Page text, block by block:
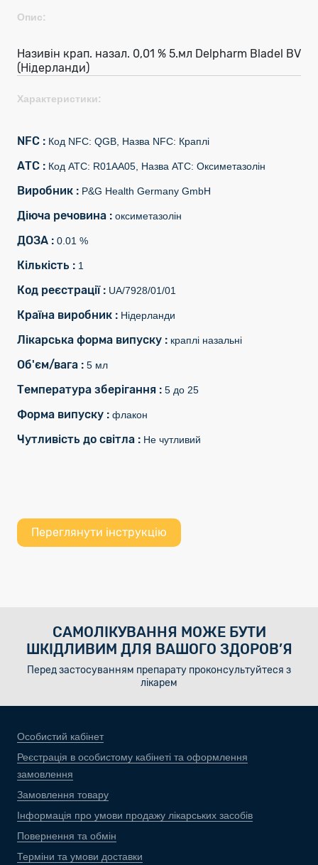
Опис:
Називін крап. назал. 0,01 % 5.мл Delpharm Bladel BV
(Нідерланди)
Характеристики:
NFC : Код NFC: QGB, Назва NFC: Краплі
АТС : Код АТС: R01AA05, Назва АТС: Оксиметазолін
Виробник : P&G Health Germany GmbH
Діюча речовина : оксиметазолін
ДОЗА : 0.01 %
Кількість : 1
Код реєстрації : UA/7928/01/01
Країна виробник : Нідерланди
Лікарська форма випуску : краплі назальні
Об'єм/вага : 5 мл
Температура зберігання : 5 до 25
Форма випуску : флакон
Чутливість до світла : Не чутливий
Переглянути інструкцію
САМОЛІКУВАННЯ МОЖЕ БУТИ
ШКІДЛИВИМ ДЛЯ ВАШОГО ЗДОРОВ’Я
Перед застосуванням препарату проконсультуйтеся з
лікарем
Особистий кабінет
Реєстрація в особистому кабінеті та оформлення
замовлення
Замовлення товару
Інформація про умови продажу лікарських засобів
Повернення та обмін
Терміни та умови доставки